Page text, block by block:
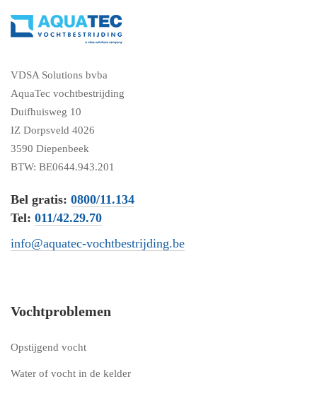
VDSA Solutions bvba
AquaTec vochtbestrijding
Duifhuisweg 10
IZ Dorpsveld 4026
3590 Diepenbeek
BTW: BE0644.943.201
Bel gratis: 0800/11.134
Tel: 011/42.29.70
info@aquatec-vochtbestrijding.be
Vochtproblemen
Opstijgend vocht
Water of vocht in de kelder